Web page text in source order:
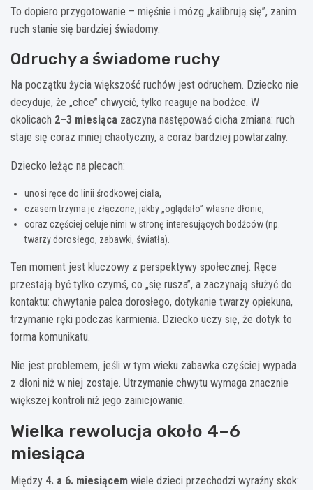
To dopiero przygotowanie – mięśnie i mózg „kalibrują się”, zanim
ruch stanie się bardziej świadomy.
Odruchy a świadome ruchy
Na początku życia większość ruchów jest odruchem. Dziecko nie
decyduje, że „chce” chwycić, tylko reaguje na bodźce. W
okolicach 2–3 miesiąca zaczyna następować cicha zmiana: ruch
staje się coraz mniej chaotyczny, a coraz bardziej powtarzalny.
Dziecko leżąc na plecach:
unosi ręce do linii środkowej ciała,
czasem trzyma je złączone, jakby „oglądało” własne dłonie,
coraz częściej celuje nimi w stronę interesujących bodźców (np.
twarzy dorosłego, zabawki, światła).
Ten moment jest kluczowy z perspektywy społecznej. Ręce
przestają być tylko czymś, co „się rusza”, a zaczynają służyć do
kontaktu: chwytanie palca dorosłego, dotykanie twarzy opiekuna,
trzymanie ręki podczas karmienia. Dziecko uczy się, że dotyk to
forma komunikatu.
Nie jest problemem, jeśli w tym wieku zabawka częściej wypada
z dłoni niż w niej zostaje. Utrzymanie chwytu wymaga znacznie
większej kontroli niż jego zainicjowanie.
Wielka rewolucja około 4–6
miesiąca
Między 4. a 6. miesiącem wiele dzieci przechodzi wyraźny skok: